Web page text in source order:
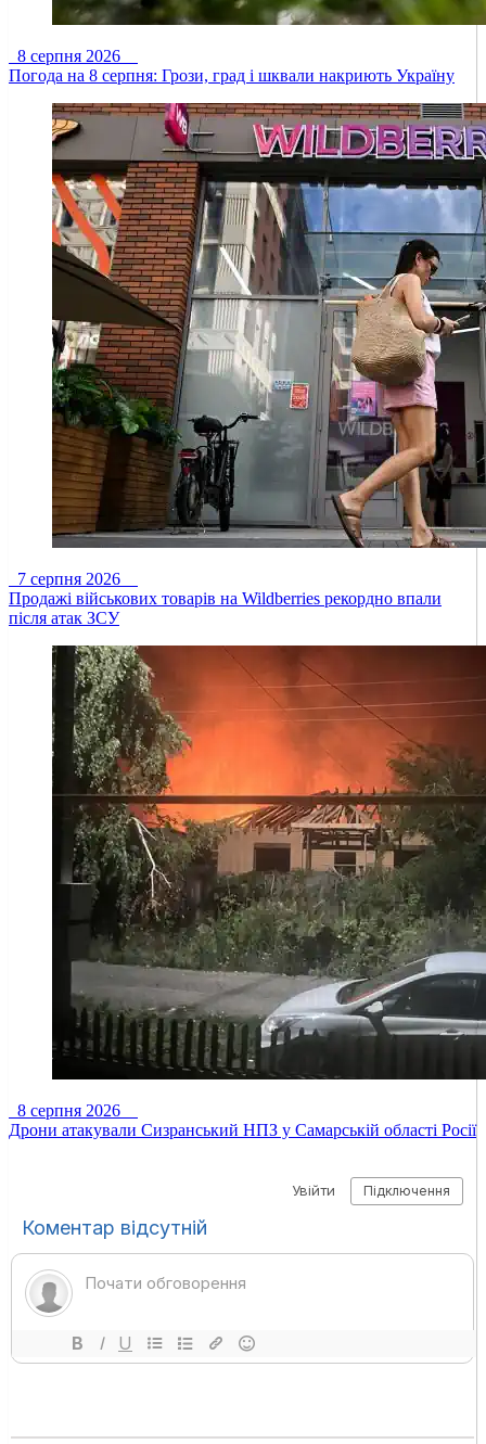
8 серпня 2026
Погода на 8 серпня: Грози, град і шквали накриють Україну
7 серпня 2026
Продажі військових товарів на Wildberries рекордно впали
після атак ЗСУ
8 серпня 2026
Дрони атакували Сизранський НПЗ у Самарській області Росії